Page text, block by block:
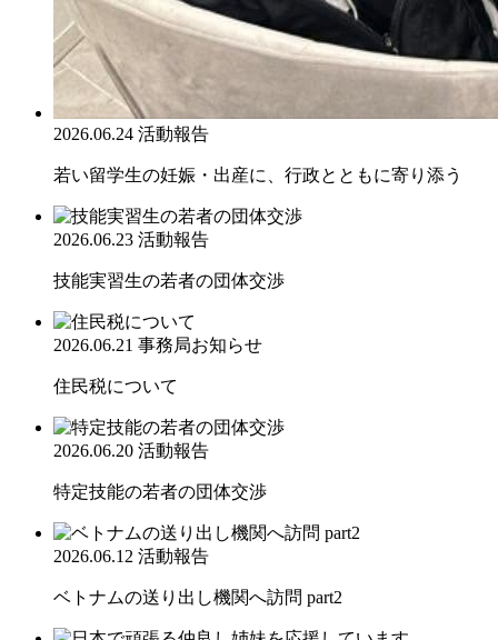
2026.06.24 活動報告
若い留学生の妊娠・出産に、行政とともに寄り添う
2026.06.23 活動報告
技能実習生の若者の団体交渉
2026.06.21 事務局お知らせ
住民税について
2026.06.20 活動報告
特定技能の若者の団体交渉
2026.06.12 活動報告
ベトナムの送り出し機関へ訪問 part2